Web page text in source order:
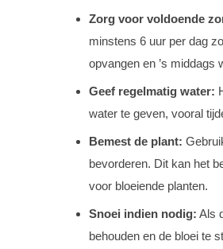
Zorg voor voldoende
minstens 6 uur per dag
opvangen en ’s middags
Geef regelmatig water:
water te geven, vooral
Bemest de plant:
bevorderen. Dit kan het
voor bloeiende planten.
Snoei indien nodig: Als
behouden en de bloei te